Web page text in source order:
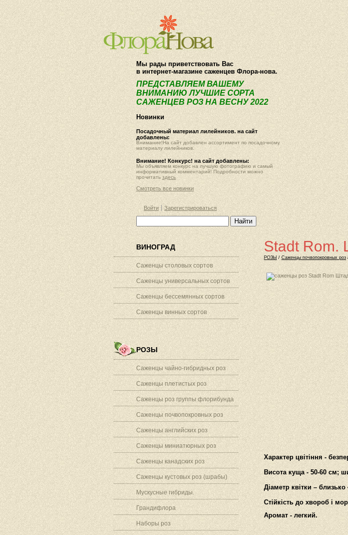
О компании Как купить
Мы рады приветствовать Вас
в интернет-магазине саженцев Флора-нова.
ПРЕДСТАВЛЯЕМ ВАШЕМУ
ВНИМАНИЮ ЛУЧШИЕ СОРТА
САЖЕНЦЕВ РОЗ НА ВЕСНУ 2022
Новинки
Посадочный материал лилейников. на сайт
добавлены:
Внимание!На сайт добавлен ассортимент по посадочному
материалу лилейников.
Внимание! Конкурс! на сайт добавлены:
Мы объявляем конкурс на лучшую фотографию и самый
информативный комментарий! Подробности можно
прочитать здесь
Смотреть все новинки
Войти Зарегистрироваться
ВИНОГРАД
Саженцы столовых сортов
Саженцы универсальных сортов
Саженцы бессемянных сортов
Саженцы винных сортов
РОЗЫ
Саженцы чайно-гибридных роз
Саженцы плетистых роз
Саженцы роз группы флорибунда
Саженцы почвопокровных роз
Саженцы английских роз
Саженцы миниатюрных роз
Саженцы канадских роз
Саженцы кустовых роз (шрабы)
Мускусные гибриды.
Грандифлора
Наборы роз
Stadt Rom.
РОЗЫ /Саженцы почвопокровных роз
Характер цвітіння -
Висота куща - 50-60 см;
Діаметр квітки –
Стійкість до хвороб і
Аромат - легкий.